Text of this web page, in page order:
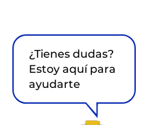
¿Tienes dudas?
Estoy aquí para
ayudarte